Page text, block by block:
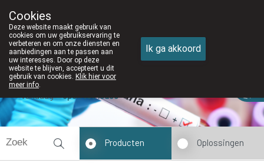
050/82 28 83
Producten Oplossingen
Cookies
Deze website maakt gebruik van
cookies om uw gebruikservaring te
verbeteren en om onze diensten en
aanbiedingen aan te passen aan
uw interesses. Door op deze
website te blijven, accepteert u dit
gebruik van cookies. Klik hier voor
meer info.
Ik ga akkoord